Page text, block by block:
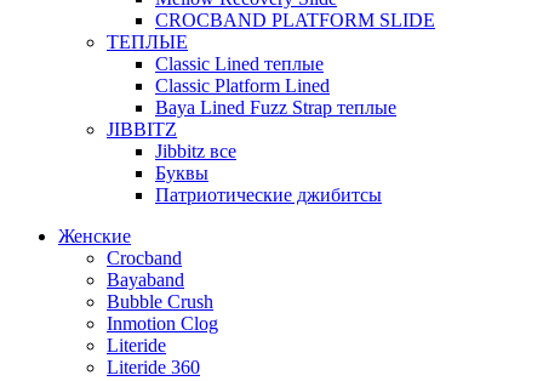
CROCBAND PLATFORM SLIDE
ТЕПЛЫЕ
Classic Lined теплые
Classic Platform Lined
Baya Lined Fuzz Strap теплые
JIBBITZ
Jibbitz все
Буквы
Патриотические джибитсы
Женские
Crocband
Bayaband
Bubble Crush
Inmotion Clog
Literide
Literide 360